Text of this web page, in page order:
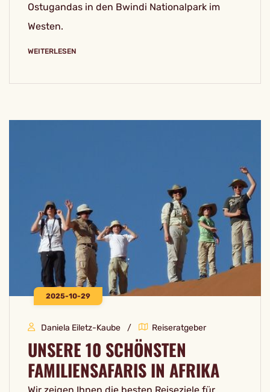
Ostugandas in den Bwindi Nationalpark im
Westen.
WEITERLESEN
2025-10-29
Daniela Eiletz-Kaube Reiseratgeber
UNSERE 10 SCHÖNSTEN
FAMILIENSAFARIS IN AFRIKA